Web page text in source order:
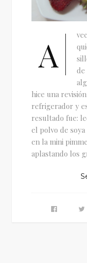
A
de
hice una
refrigerador y
resultado fue:
el polvo de
en la mini
aplastando los